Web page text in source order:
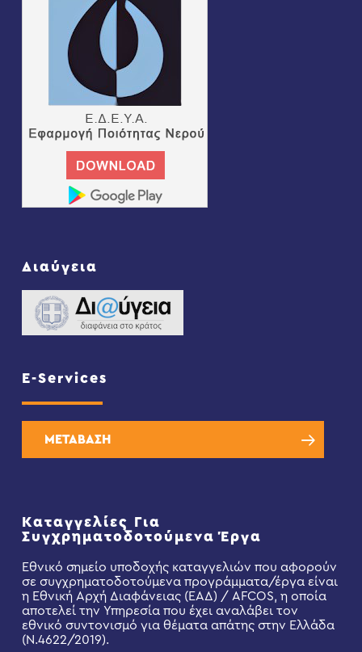
Διαύγεια
E-Services
ΜΕΤΑΒΑΣΗ
Καταγγελίες Για
Συγχρηματοδοτούμενα Έργα
Εθνικό σημείο υποδοχής καταγγελιών που αφορούν
σε συγχρηματοδοτούμενα προγράμματα/έργα είναι
η Εθνική Αρχή Διαφάνειας (ΕΑΔ) / AFCOS, η οποία
αποτελεί την Υπηρεσία που έχει αναλάβει τον
εθνικό συντονισμό για θέματα απάτης στην Ελλάδα
(Ν.4622/2019).